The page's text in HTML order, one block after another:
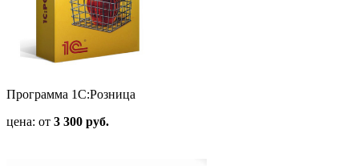
Программа 1С:Розница
цена: от 3 300 руб.